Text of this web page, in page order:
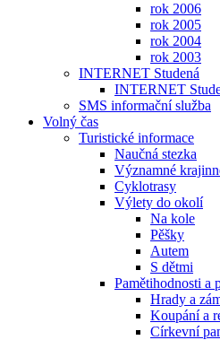
rok 2006
rok 2005
rok 2004
rok 2003
INTERNET Studená
INTERNET
SMS informační služba
Volný čas
Turistické informace
Naučná stezka
Významné
Cyklotrasy
Výlety do okolí
Na kole
Pěšky
Autem
S dětmi
Pamětihodnosti a
Hrady a
Koupání a
Církevní